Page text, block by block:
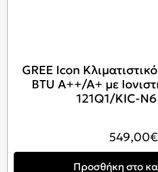
GREE Icon
BTU A++/A+ με
121Q1/KIC-
549,00€
Προσθήκη στο